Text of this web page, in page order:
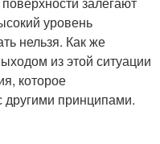
уровень
нельзя. Как же
из этой ситуации
которое
другими принципами.